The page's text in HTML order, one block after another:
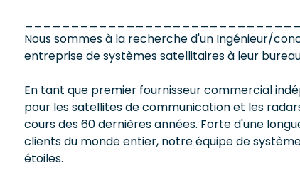
Nous sommes à la recherche d'un Ingénieur/
entreprise de systèmes satellitaires à leur
En tant que premier fournisseur commercial
pour les satellites de communication et les
cours des 60 dernières années. Forte d'une
clients du monde entier, notre équipe de
étoiles.